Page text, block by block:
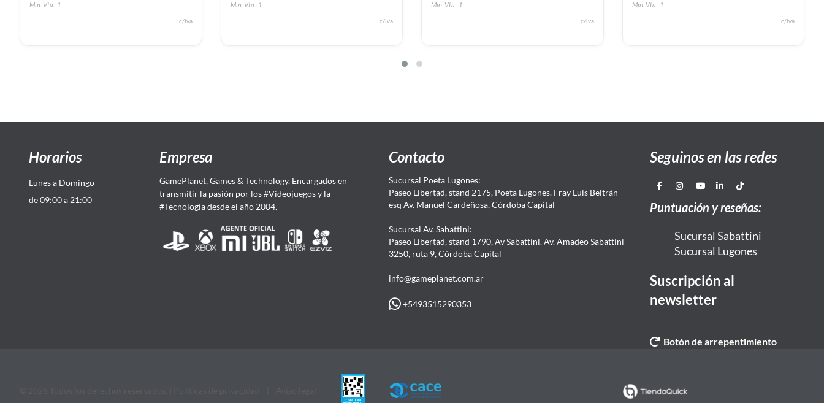
Min. Vta.: 1
c/iva
Min. Vta.: 1
c/iva
Min. Vta.: 1
c/iva
Min. Vta.: 1
c/iva
Horarios
Lunes a Domingo
de 09:00 a 21:00
Empresa
GamePlanet, Games & Technology. Encargados en
transmitir la pasión por los #Videojuegos y la
#Tecnología desde el año 2004.
Contacto
Sucursal Poeta Lugones:
Paseo Libertad, stand 2175, Poeta Lugones. Fray Luis Beltrán
esq Av. Manuel Cardeñosa, Córdoba Capital
Sucursal Av. Sabattini:
Paseo Libertad, stand 1790, Av Sabattini. Av. Amadeo Sabattini
3250, ruta 9, Córdoba Capital
info@gameplanet.com.ar
+5493515290353
Seguinos en las redes
Puntuación y reseñas:
Sucursal Sabattini
Sucursal Lugones
Suscripción al
newsletter
Botón de arrepentimiento